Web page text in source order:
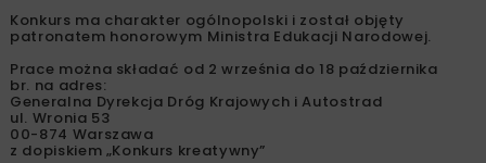
Konkurs ma charakter ogólnopolski i został objęty
patronatem honorowym Ministra Edukacji Narodowej.
Prace można składać od 2 września do 18 października
br. na adres:
Generalna Dyrekcja Dróg Krajowych i Autostrad
ul. Wronia 53
00-874 Warszawa
z dopiskiem „Konkurs kreatywny”